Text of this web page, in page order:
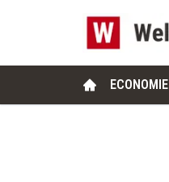
ECONOMIE